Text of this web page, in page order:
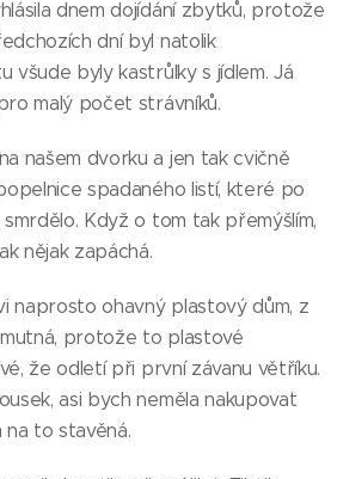
dnem dojídání zbytků, protože
dní byl natolik
všude byly kastrůlky s jídlem. Já
malý počet strávníků.
našem dvorku a jen tak cvičně
spadaného listí, které po
Když o tom tak přemýšlím,
nějak zapáchá.
naprosto ohavný plastový dům, z
protože to plastové
že odletí při první závanu větříku.
asi bych neměla nakupovat
to stavěná.